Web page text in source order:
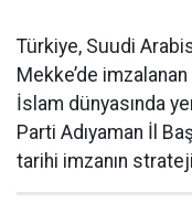
Türkiye, Suudi
Mekke’de
İslam dünyasında
Parti Adıyaman İl
tarihi imzanın